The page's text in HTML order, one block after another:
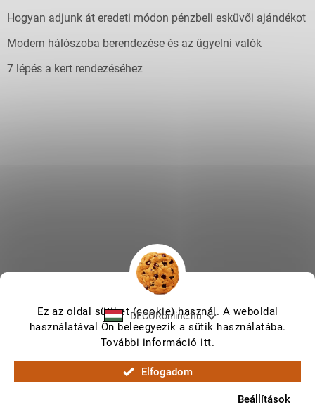
Ez az oldal sütiket (cookie) használ. A weboldal
használatával Ön beleegyezik a sütik használatába.
További információ itt.
Elfogadom
Beállítások
Hogyan adjunk át eredeti módon pénzbeli esküvői ajándékot
Modern hálószoba berendezése és az ügyelni valók
7 lépés a kert rendezéséhez
DECORonline.hu
Shoptet készítette